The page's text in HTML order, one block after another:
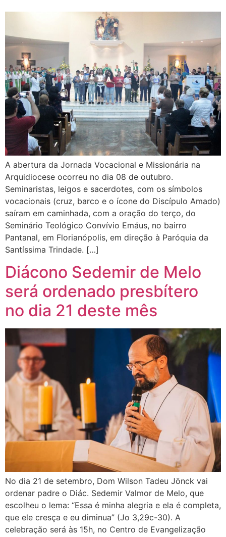
A abertura da Jornada Vocacional e Missionária na
Arquidiocese ocorreu no dia 08 de outubro.
Seminaristas, leigos e sacerdotes, com os símbolos
vocacionais (cruz, barco e o ícone do Discípulo Amado)
saíram em caminhada, com a oração do terço, do
Seminário Teológico Convívio Emáus, no bairro
Pantanal, em Florianópolis, em direção à Paróquia da
Santíssima Trindade. […]
Diácono Sedemir de Melo
será ordenado presbítero
no dia 21 deste mês
No dia 21 de setembro, Dom Wilson Tadeu Jönck vai
ordenar padre o Diác. Sedemir Valmor de Melo, que
escolheu o lema: “Essa é minha alegria e ela é completa,
que ele cresça e eu diminua” (Jo 3,29c-30). A
celebração será às 15h, no Centro de Evangelização